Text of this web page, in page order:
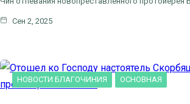
Сен 2, 2025
НОВОСТИ БЛАГОЧИНИЯ ОСНОВНАЯ